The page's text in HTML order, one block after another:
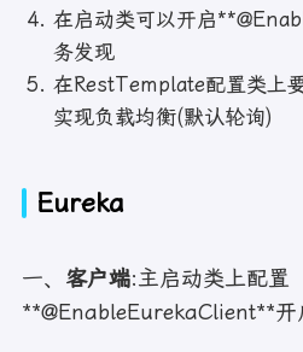
在启动类可以开启
务发现
在RestTemplate配置类上
实现负载均衡(默认轮询)
Eureka
一、 客户端:主启动类上配置
**@EnableEurekaClient**开